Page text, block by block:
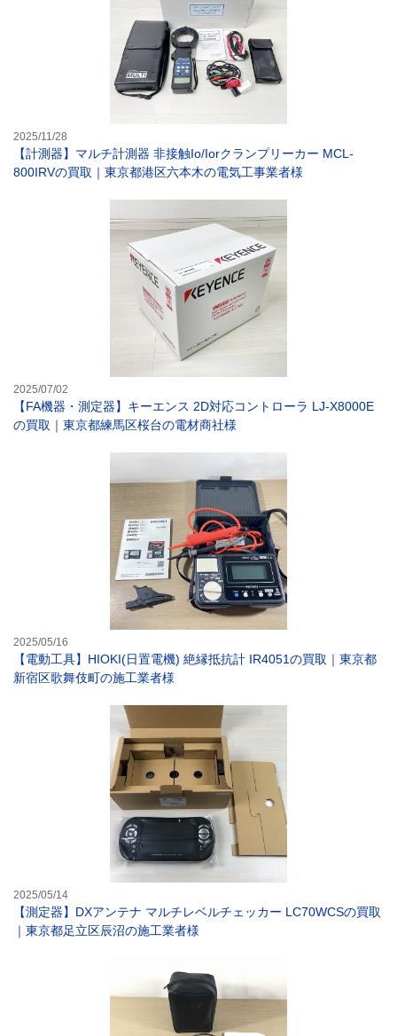
2025/11/28
【計測器】マルチ計測器 非接触Io/Iorクランプリーカー MCL-
800IRVの買取｜東京都港区六本木の電気工事業者様
2025/07/02
【FA機器・測定器】キーエンス 2D対応コントローラ LJ-X8000E
の買取｜東京都練馬区桜台の電材商社様
2025/05/16
【電動工具】HIOKI(日置電機) 絶縁抵抗計 IR4051の買取｜東京都
新宿区歌舞伎町の施工業者様
2025/05/14
【測定器】DXアンテナ マルチレベルチェッカー LC70WCSの買取
｜東京都足立区辰沼の施工業者様